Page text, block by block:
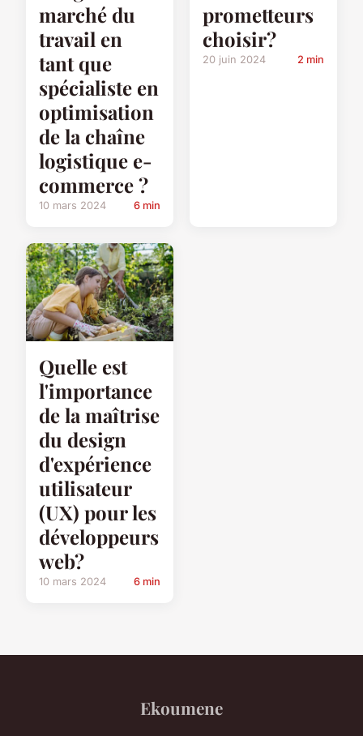
marché du
travail en
tant que
spécialiste en
optimisation
de la chaîne
logistique e-
commerce ?
10 mars 2024 6 min
prometteurs
choisir?
20 juin 2024 2 min
Quelle est
l'importance
de la maîtrise
du design
d'expérience
utilisateur
(UX) pour les
développeurs
web?
10 mars 2024 6 min
Ekoumene